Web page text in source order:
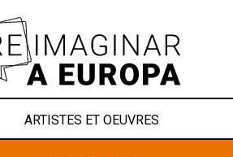
ARTISTES ET OEUVRES